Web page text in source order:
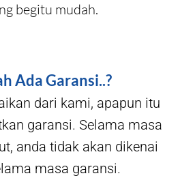
begitu mudah.
Ada Garansi..?
dari kami, apapun itu
garansi. Selama masa
anda tidak akan dikenai
masa garansi.